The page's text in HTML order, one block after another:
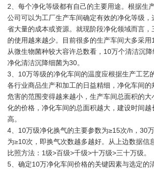
2、每个净化等级都有自己的主要用途。根据生
公司可以为工厂生产车间确定有效的净化等级，
省大量的成本或资源。就现阶段净化领域而言，
的使用越来越少。目前很多的生产车间大多采用
从微生物菌种较大容许总数看，10万个清洁沉
净化清洁沉降细菌为30。
3、10万等级的净化车间的温度应根据生产工艺
各行业商品生产和加工的日益精细，净化车间的
危害的范围变得越来越小，生产车间总面积的大
化的价格，净化车间的总面积越大，建设时间越
高。
4、10万级净化换气的主要参数为≥15次/h，30
为≥10次，即换气次数越多越好。从上边数据信
比照方法：1级>百级>千级>十万级>三十万级。
5、确定10万净化车间价格的关键因素与选定的